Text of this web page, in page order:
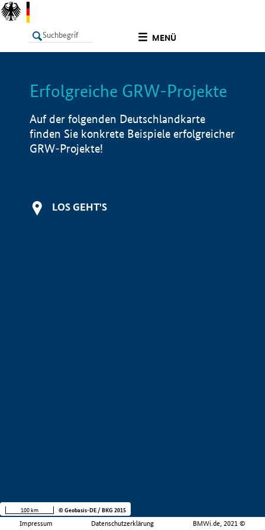
MENÜ
LISTE Info
Erfolgreiche GRW-Projekte
Auf der folgenden Deutschlandkarte
finden Sie konkrete Beispiele erfolgreicher
GRW-Projekte!
LOS GEHT'S
Impressum Datenschutzerklärung BMWi.de, 2021 ©
100 km © Geobasis-DE / BKG 2015